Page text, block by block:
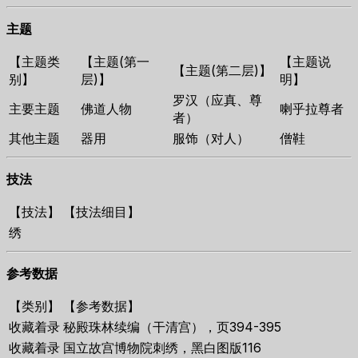
主题
【主题类
别】
【主题(第一
层)】
【主题(第二层)】
【主题说
明】
主要主题
佛道人物
罗汉（应真、尊
者）
喇乎拉尊者
其他主题
器用 服饰（对人） 僧鞋
技法
【技法】
【技法细目】
绣
参考数据
【类别】
【参考数据】
收藏着录 秘殿珠林续编（干清宫），页394-395
收藏着录 国立故宫博物院刺绣，黑白图版116